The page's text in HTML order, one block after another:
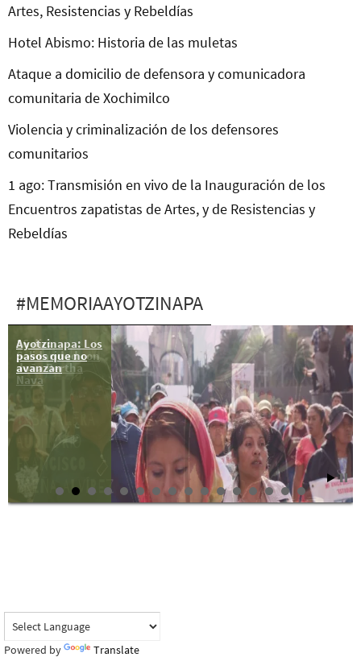
Artes, Resistencias y Rebeldías
Hotel Abismo: Historia de las muletas
Ataque a domicilio de defensora y comunicadora
comunitaria de Xochimilco
Violencia y criminalización de los defensores
comunitarios
1 ago: Transmisión en vivo de la Inauguración de los
Encuentros zapatistas de Artes, y de Resistencias y
Rebeldías
#MEMORIAAYOTZINAPA
Ayotzinapa: Los
pasos que no
avanzan
16 dic:
Solidaridad con
doña Bertha
Nava
Powered by Translate